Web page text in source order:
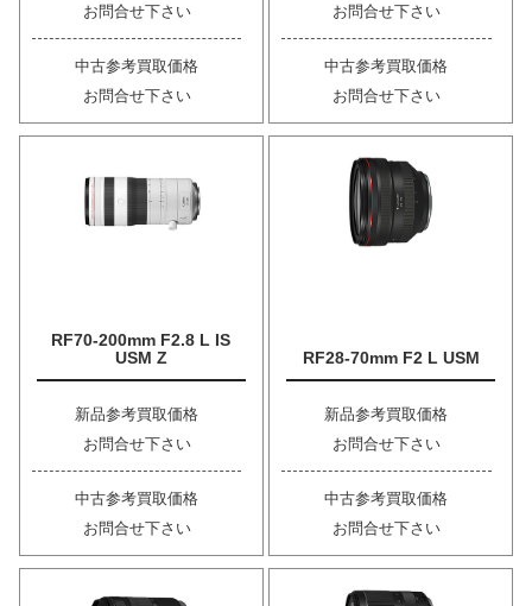
お問合せ下さい
中古参考買取価格
お問合せ下さい
お問合せ下さい
中古参考買取価格
お問合せ下さい
RF70-200mm F2.8 L IS
USM Z
新品参考買取価格
お問合せ下さい
中古参考買取価格
お問合せ下さい
RF28-70mm F2 L USM
新品参考買取価格
お問合せ下さい
中古参考買取価格
お問合せ下さい